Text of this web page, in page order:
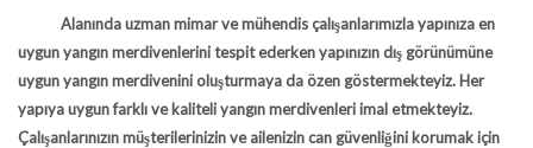
Alanında uzman mimar ve mühendis çalışanlarımızla yapınıza en
uygun yangın merdivenlerini tespit ederken yapınızın dış görünümüne
uygun yangın merdivenini oluşturmaya da özen göstermekteyiz. Her
yapıya uygun farklı ve kaliteli yangın merdivenleri imal etmekteyiz.
Çalışanlarınızın müşterilerinizin ve ailenizin can güvenliğini korumak için